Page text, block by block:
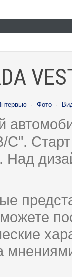
· Фото ·
Над